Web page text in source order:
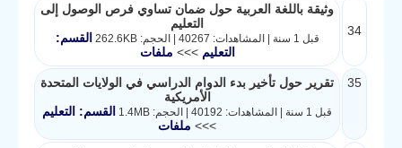
34
وثيقة باللغة العربية حول ضمان تساوي فرص الوصول إلى
التعليم
قبل 1 سنة | المشاهدات: 40267 | الحجم: 262.6KB
القسم:
التعليم>>> ملفات
35
تقرير حول تأخير بدء الدوام الدراسي في الولايات المتحدة
الأمريكية
قبل 1 سنة | المشاهدات: 40192 | الحجم: 1.4MB
القسم: التعليم
>>> ملفات